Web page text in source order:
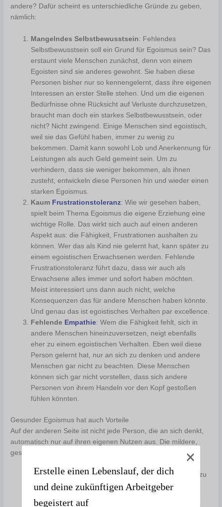
andere? Dafür scheint es unterschiedliche Gründe zu geben,
nämlich:
Mangelndes Selbstbewusstsein: Fehlendes
Selbstbewusstsein soll ein Grund für Egoismus sein? Das
erstaunt viele Menschen zunächst, denn von einem
Egoisten sind sie anderes gewohnt. Sie haben diese
Personen bisher nur so kennengelernt, dass ihre eigenen
Interessen an erster Stelle stehen. Und um die eigenen
Bedürfnisse ohne Rücksicht auf Verluste durchzusetzen,
braucht man doch ein starkes Selbstbewusstsein, oder
nicht? Nicht zwingend. Einige Menschen sind egoistisch,
weil sie das Gefühl haben, immer zu wenig zu
bekommen. Damit kann sowohl Lob und Anerkennung für
Leistungen als auch Geld gemeint sein. Um zu
verhindern, dass sie weniger bekommen, als ihnen
zusteht, entwickeln diese Personen hin und wieder einen
starken Egoismus.
Kaum Frustrationstoleranz: Wie wir gesehen haben,
spielt beim Thema Egoismus die eigene Erziehung eine
wichtige Rolle. Das wirkt sich auch auf einen anderen
Aspekt aus: die Fähigkeit, Frustrationen aushalten zu
können. Wer das als Kind nie gelernt hat, kann später zu
einem egoistischen Erwachsenen werden. Fehlende
Frustrationstoleranz führt dazu, dass wir auch als
Erwachsene alles immer und sofort haben möchten.
Meist interessiert uns dann auch nicht, welche
Konsequenzen das für andere Menschen haben könnte.
Und genau das ist egoistisches Verhalten par excellence.
Fehlende Empathie: Wem die Fähigkeit fehlt, sich in
andere Menschen hineinzuversetzen, neigt ebenfalls
eher zu einem egoistischen Verhalten. Eben weil diese
Person gelernt hat, nur an sich zu denken und andere
Menschen gar nicht zu beachten. Diese Menschen
können sich gar nicht vorstellen, dass sich andere
Personen von ihrem Handeln vor den Kopf gestoßen
fühlen könnten.
Gesunder Egoismus hat auch Vorteile
Auf der anderen Seite ist nicht jede Person, die an sich denkt,
automatisch nur auf ihren eigenen Nutzen aus. Die mildere,
gesunde Form des Egoismus, hat sogar Vorteile:
Zielstrebigkeit:Die eigenen Ziele und Vorstellungen zu
verfolgen, ist für den beruflichen (und privaten) Erfolg
Erstelle einen Lebenslauf, der dich
und deine zukünftigen Arbeitgeber
begeistert auf